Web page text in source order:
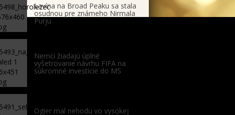
Lavína na Broad Peaku sa stala
osudnou pre známeho Nirmala
Purju
Nemci žiadajú úplné
vyšetrovanie návrhu FIFA na
súkromné investície do MS
Ogier mal nehodu vo vysokej